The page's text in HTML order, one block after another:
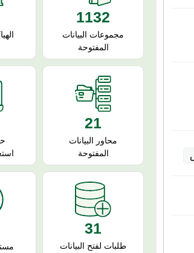
1132
مجموعات البيانات
المفتوحة
21
محاور البيانات
المفتوحة
31
طلبات لفتح البيانات